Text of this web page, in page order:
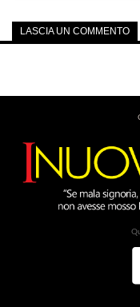
LASCIA UN COMMENTO